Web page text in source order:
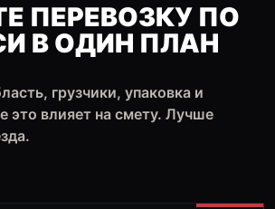
ПЕРЕВОЗКУ ПО
В ОДИН ПЛАН
грузчики, упаковка и
это влияет на смету. Лучше